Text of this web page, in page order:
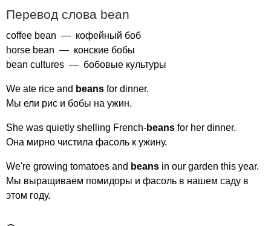
Перевод слова bean
coffee bean — кофейный боб
horse bean — конские бобы
bean cultures — бобовые культуры
We ate rice and beans for dinner.
Мы ели рис и бобы на ужин.
She was quietly shelling French-beans for her dinner.
Она мирно чистила фасоль к ужину.
We're growing tomatoes and beans in our garden this year.
Мы выращиваем помидоры и фасоль в нашем саду в
этом году.